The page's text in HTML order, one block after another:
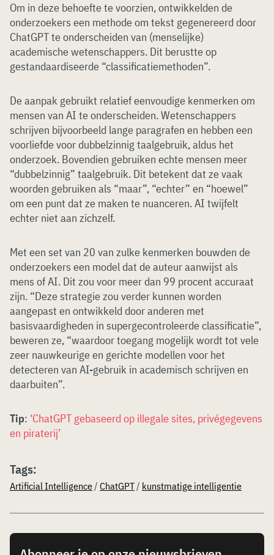
Om in deze behoefte te voorzien, ontwikkelden de
onderzoekers een methode om tekst gegenereerd door
ChatGPT te onderscheiden van (menselijke)
academische wetenschappers. Dit berustte op
gestandaardiseerde “classificatiemethoden”.
De aanpak gebruikt relatief eenvoudige kenmerken om
mensen van AI te onderscheiden. Wetenschappers
schrijven bijvoorbeeld lange paragrafen en hebben een
voorliefde voor dubbelzinnig taalgebruik, aldus het
onderzoek. Bovendien gebruiken echte mensen meer
“dubbelzinnig” taalgebruik. Dit betekent dat ze vaak
woorden gebruiken als “maar”, “echter” en “hoewel”
om een punt dat ze maken te nuanceren. AI twijfelt
echter niet aan zichzelf.
Met een set van 20 van zulke kenmerken bouwden de
onderzoekers een model dat de auteur aanwijst als
mens of AI. Dit zou voor meer dan 99 procent accuraat
zijn. “Deze strategie zou verder kunnen worden
aangepast en ontwikkeld door anderen met
basisvaardigheden in supergecontroleerde classificatie”,
beweren ze, “waardoor toegang mogelijk wordt tot vele
zeer nauwkeurige en gerichte modellen voor het
detecteren van AI-gebruik in academisch schrijven en
daarbuiten”.
Tip: ‘ChatGPT gebaseerd op illegale sites, privégegevens
en piraterij’
Tags:
Artificial Intelligence/ ChatGPT/ kunstmatige intelligentie